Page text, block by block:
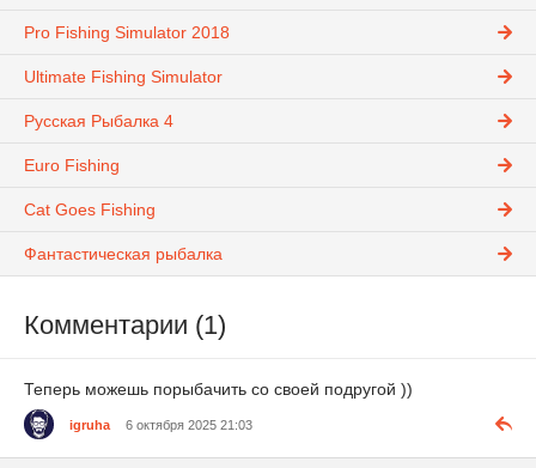
Pro Fishing Simulator 2018
Ultimate Fishing Simulator
Русская Рыбалка 4
Euro Fishing
Cat Goes Fishing
Фантастическая рыбалка
Комментарии (1)
Теперь можешь порыбачить со своей подругой ))
igruha 6 октября 2025 21:03